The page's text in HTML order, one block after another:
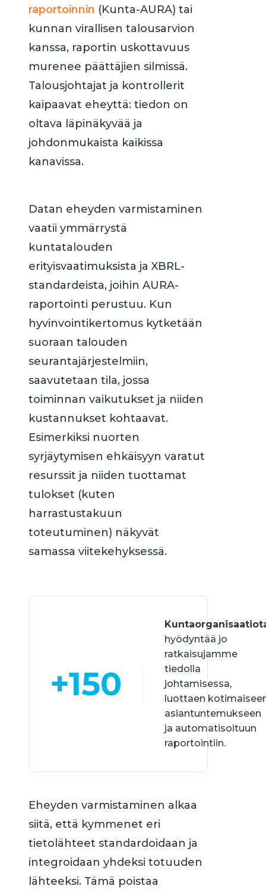
raportoinnin (Kunta-AURA) tai
kunnan virallisen talousarvion
kanssa, raportin uskottavuus
murenee päättäjien silmissä.
Talousjohtajat ja kontrollerit
kaipaavat eheyttä: tiedon on
oltava läpinäkyvää ja
johdonmukaista kaikissa
kanavissa.
Datan eheyden varmistaminen
vaatii ymmärrystä
kuntatalouden
erityisvaatimuksista ja XBRL-
standardeista, joihin AURA-
raportointi perustuu. Kun
hyvinvointikertomus kytketään
suoraan talouden
seurantajärjestelmiin,
saavutetaan tila, jossa
toiminnan vaikutukset ja niiden
kustannukset kohtaavat.
Esimerkiksi nuorten
syrjäytymisen ehkäisyyn varatut
resurssit ja niiden tuottamat
tulokset (kuten
harrastustakuun
toteutuminen) näkyvät
samassa viitekehyksessä.
+150
hyödyntää jo
ratkaisujamme
tiedolla
johtamisessa,
luottaen
asiantuntemukseen
ja automatisoituun
raportointiin.
Eheyden varmistaminen alkaa
siitä, että kymmenet eri
tietolähteet standardoidaan ja
integroidaan yhdeksi totuuden
lähteeksi. Tämä poistaa